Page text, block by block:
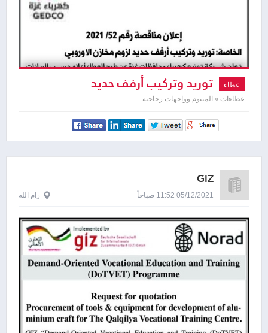
عطاء توريد وتركيب أرفف حديد
عطاءات » المنيوم وواجهات زجاجية
GIZ
05/12/2021 11:52 صباحاً رام الله